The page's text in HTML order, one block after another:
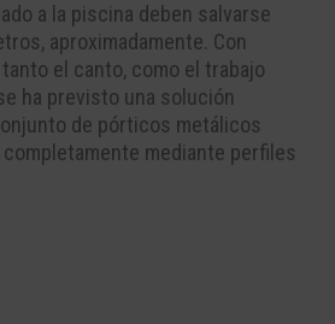
a la piscina deben salvarse
aproximadamente. Con
el canto, como el trabajo
ha previsto una solución
de pórticos metálicos
mediante perfiles